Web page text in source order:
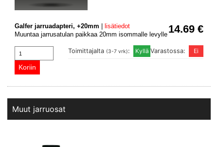
14.69 €
Galfer jarruadapteri, +20mm
lisätiedot
Muuntaa jarrusatulan paikkaa 20mm isommalle levylle
Varastossa:
Toimittajalta (3-7 vrk):
Muut jarruosat